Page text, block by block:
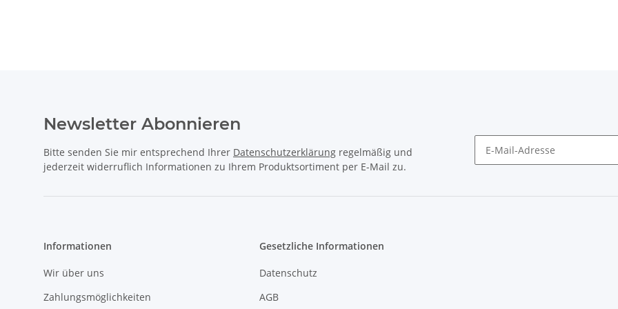
Newsletter Abonnieren
Bitte senden Sie mir entsprechend Ihrer Datenschutzerklärung regelmäßig und
jederzeit widerruflich Informationen zu Ihrem Produktsortiment per E-Mail zu.
Informationen
Wir über uns
Zahlungsmöglichkeiten
Gesetzliche Informationen
Datenschutz
AGB